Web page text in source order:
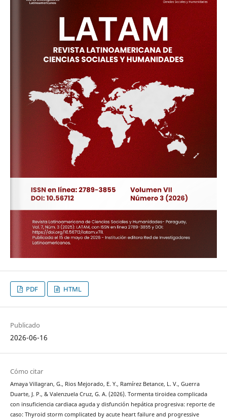
PDF HTML
Publicado
2026-06-16
Cómo citar
Amaya Villagran, G., Rios Mejorado, E. Y., Ramírez Betance, L. V., Guerra
Duarte, J. P., & Valenzuela Cruz, G. A. (2026). Tormenta tiroidea complicada
con insuficiencia cardiaca aguda y disfunción hepática progresiva: reporte de
caso: Thyroid storm complicated by acute heart failure and progressive